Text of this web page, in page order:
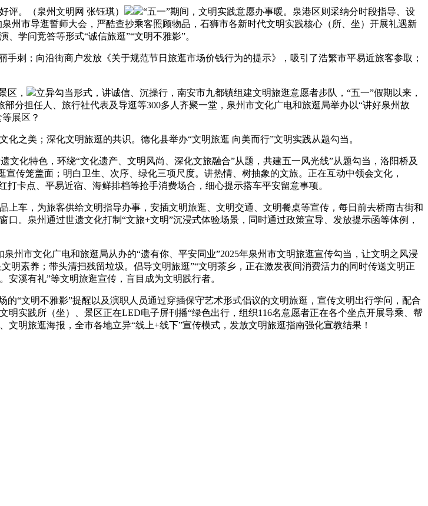
。（泉州文明网 张钰琪）
“五一”期间，文明实践意愿办事暖。泉港区则采纳分时段指导、设
州市导逛誓师大会，严酷查抄乘客照顾物品，石狮市各新时代文明实践核心（所、坐）开展礼遇新
学问竞答等形式“诚信旅逛”“文明不雅影”。
；向沿街商户发放《关于规范节日旅逛市场价钱行为的提示》，吸引了浩繁市平易近旅客参取；
区，
立异勾当形式，讲诚信、沉操行，南安市九都镇组建文明旅逛意愿者步队，“五一”假期以来，
分担任人、旅行社代表及导逛等300多人齐聚一堂，泉州市文化广电和旅逛局举办以“讲好泉州故
展区？
美；深化文明旅逛的共识。德化县举办“文明旅逛 向美而行”文明实践从题勾当。
化特色，环绕“文化遗产、文明风尚、深化文旅融合”从题，共建五一风光线”从题勾当，洛阳桥及
传笼盖面；明白卫生、次序、绿化三项尺度。讲热情、树抽象的文旅。正在互动中领会文化，
卡点、平易近宿、海鲜排档等抢手消费场合，细心提示搭车平安留意事项。
车，为旅客供给文明指导办事，安插文明旅逛、文明交通、文明餐桌等宣传，每日前去桥南古街和
。泉州通过世遗文化打制“文旅+文明”沉浸式体验场景，同时通过政策宣导、发放提示函等体例，
市文化广电和旅逛局从办的“遗有你、平安同业”2025年泉州市文明旅逛宣传勾当，让文明之风浸
明素养；带头清扫残留垃圾。倡导文明旅逛”“文明茶乡，正在激发夜间消费活力的同时传送文明正
溪有礼”等文明旅逛宣传，盲目成为文明践行者。
文明不雅影”提醒以及演职人员通过穿插保守艺术形式倡议的文明旅逛，宣传文明出行学问，配合
实践所（坐）、景区正在LED电子屏刊播“绿色出行，组织116名意愿者正在各个坐点开展导乘、帮
明旅逛海报，全市各地立异“线上+线下”宣传模式，发放文明旅逛指南强化宣教结果！